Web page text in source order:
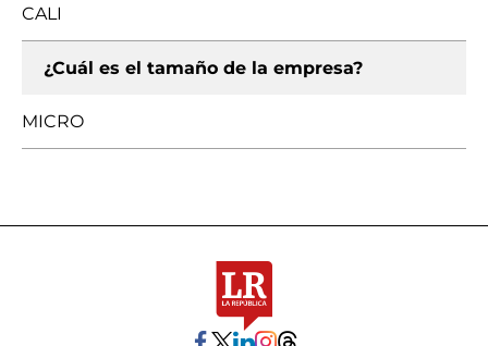
CALI
¿Cuál es el tamaño de la empresa?
MICRO